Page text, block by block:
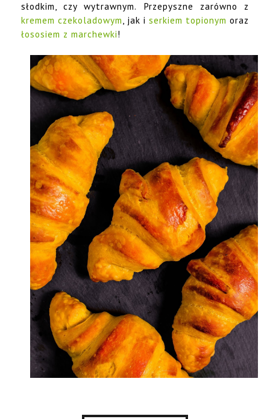
słodkim, czy wytrawnym. Przepyszne zarówno z
kremem czekoladowym , jak i serkiem topionym oraz
łososiem z marchewki!